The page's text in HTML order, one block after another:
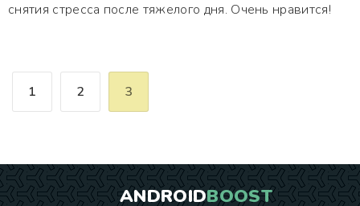
снятия стресса после тяжелого дня. Очень нравится!
1 2 3
ANDROIDBOOST